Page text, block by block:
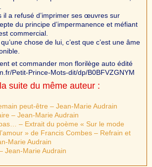
il a refusé d’imprimer ses œuvres sur
du principe d’impermanence et méfiant
commercial.
chose de lui, c’est que c’est une âme
et commander mon florilège auto édité
Petit-Prince-Mots-dit/dp/B0BFVZGNYM
suite du même auteur :
peut-être – Jean-Marie Audrain
– Jean-Marie Audrain
– Extrait du poème « Sur le mode
» de Francis Combes – Refrain et
Marie Audrain
Jean-Marie Audrain